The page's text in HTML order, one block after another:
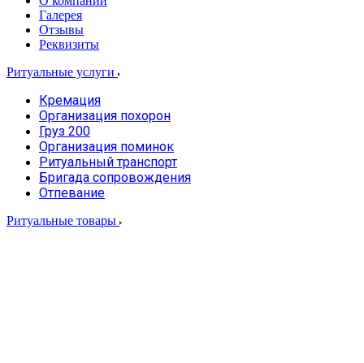
Галерея
Отзывы
Реквизиты
Ритуальные услуги
Кремация
Организация похорон
Груз 200
Организация поминок
Ритуальный транспорт
Бригада сопровождения
Отпевание
Ритуальные товары